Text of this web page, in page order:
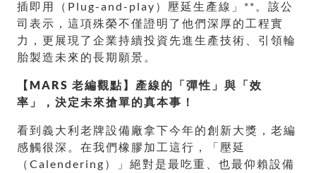
插即用（Plug-and-play）壓延生產線」**。該公
司表示，這項殊榮不僅證明了他們深厚的工程實
力，更展現了企業持續投資先進生產技術、引領輪
胎製造未來的長期願景。
【MARS 老編觀點】產線的「彈性」與「效
率」，決定未來搶單的真本事！
看到義大利老牌設備廠拿下今年的創新大獎，老編
感觸很深。在我們橡膠加工這行，「壓延
（Calendering）」絕對是最吃重、也最仰賴設備